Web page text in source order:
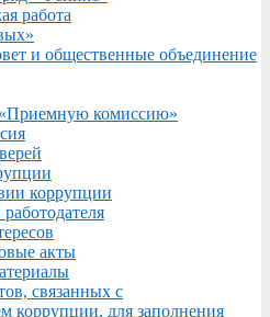
работа
и общественные объединение
«Приемную комиссию»
коррупции
акты
связанных с
коррупции, для заполнения